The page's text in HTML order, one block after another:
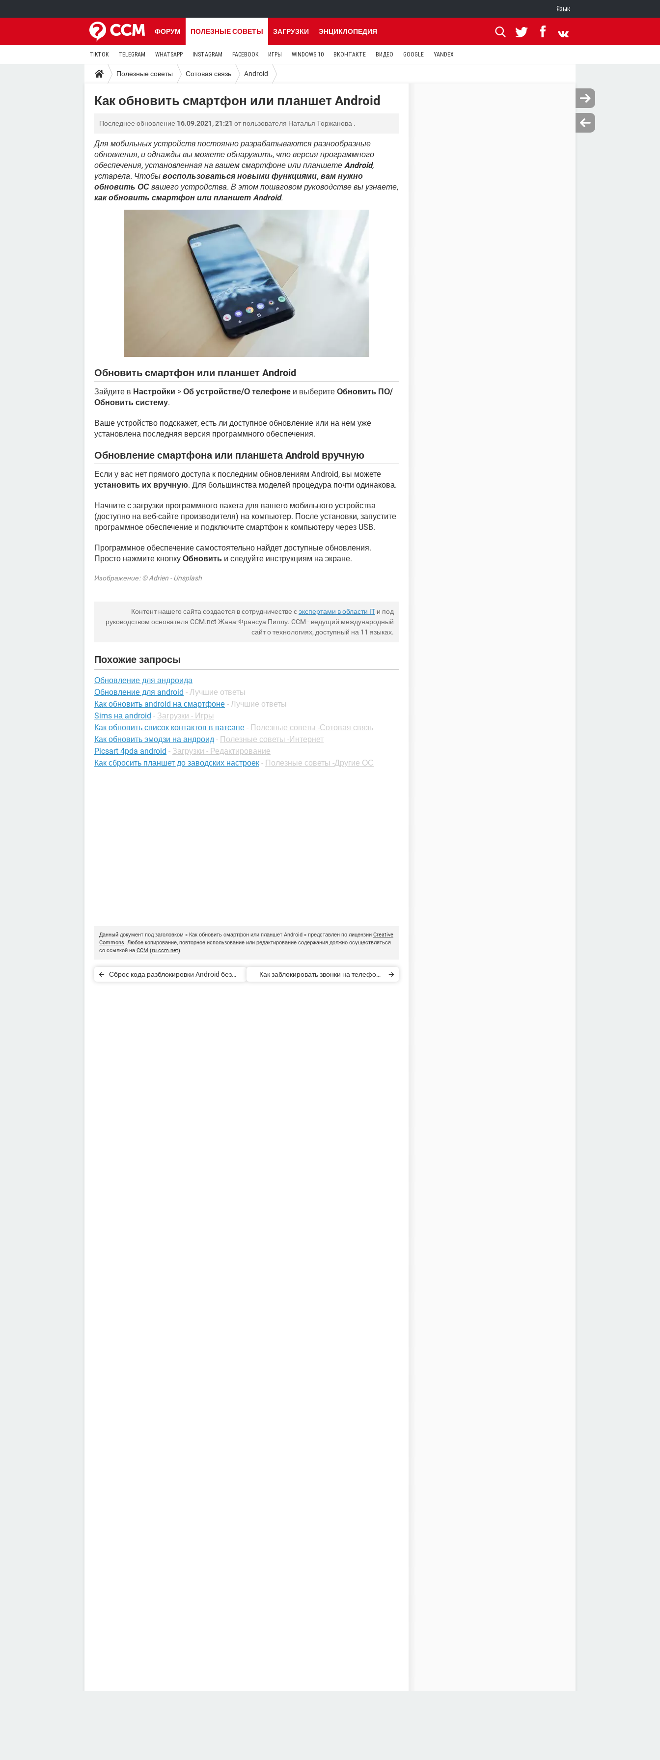
Язык
ФОРУМ ПОЛЕЗНЫЕ СОВЕТЫ ЗАГРУЗКИ ЭНЦИКЛОПЕДИЯ
TIKTOK TELEGRAM WHATSAPP INSTAGRAM FACEBOOK ИГРЫ WINDOWS 10 ВКОНТАКТЕ ВИДЕО GOOGLE YANDEX
Полезные советы Сотовая связь Android
Как обновить смартфон или планшет Android
Последнее обновление 16.09.2021, 21:21 от пользователя Наталья Торжанова .
Для мобильных устройств постоянно разрабатываются разнообразные
обновления, и однажды вы можете обнаружить, что версия программного
обеспечения, установленная на вашем смартфоне или планшете Android,
устарела. Чтобы воспользоваться новыми функциями, вам нужно
обновить ОС вашего устройства. В этом пошаговом руководстве вы узнаете,
как обновить смартфон или планшет Android.
Обновить смартфон или планшет Android
Зайдите в Настройки > Об устройстве/О телефоне и выберите Обновить ПО/
Обновить систему.
Ваше устройство подскажет, есть ли доступное обновление или на нем уже
установлена последняя версия программного обеспечения.
Обновление смартфона или планшета Android вручную
Если у вас нет прямого доступа к последним обновлениям Android, вы можете
установить их вручную. Для большинства моделей процедура почти одинакова.
Начните с загрузки программного пакета для вашего мобильного устройства
(доступно на веб-сайте производителя) на компьютер. После установки, запустите
программное обеспечение и подключите смартфон к компьютеру через USB.
Программное обеспечение самостоятельно найдет доступные обновления.
Просто нажмите кнопку Обновить и следуйте инструкциям на экране.
Изображение: © Adrien - Unsplash
Контент нашего сайта создается в сотрудничестве сэкспертами в области IT и под
руководством основателя CCM.net Жана-Франсуа Пиллу. CCM - ведущий международный
сайт о технологиях, доступный на 11 языках.
Похожие запросы
Обновление для андроида
Обновление для android - Лучшие ответы
Как обновить android на смартфоне - Лучшие ответы
Sims на android - Загрузки - Игры
Как обновить список контактов в ватсапе - Полезные советы -Сотовая связь
Как обновить эмодзи на андроид - Полезные советы -Интернет
Picsart 4pda android - Загрузки - Редактирование
Как сбросить планшет до заводских настроек - Полезные советы -Другие ОС
Данный документ под заголовком « Как обновить смартфон или планшет Android » представлен по лицензии Creative
Commons. Любое копирование, повторное использование или редактирование содержания должно осуществляться
со ссылкой на CCM (ru.ccm.net).
Сброс кода разблокировки Android без
Как заблокировать звонки на телефоне